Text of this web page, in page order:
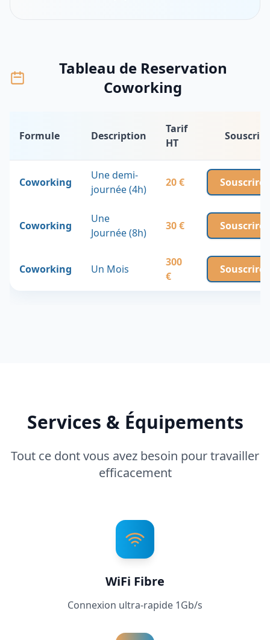
Tableau de Reservation
Coworking
Formule Description
Tarif
HT
Souscrire
Coworking
Une demi-
journée (4h)
20 € Souscrire
Coworking
Une
Journée (8h)
30 € Souscrire
Coworking Un Mois
300
€
Souscrire
Services & Équipements
Tout ce dont vous avez besoin pour travailler
efficacement
WiFi Fibre
Connexion ultra-rapide 1Gb/s